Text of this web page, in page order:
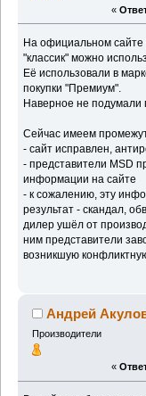
«
На официальном сайте
"классик" можно
Её использовали в
покупки "Премиум".
Наверное не подумали
Сейчас имеем
- сайт исправлен,
- представители MSD
информации на сайте
- к сожалению, эту
результат - скандал,
дилер ушёл от
ним представители
возникшую
Андрей
Производители
«